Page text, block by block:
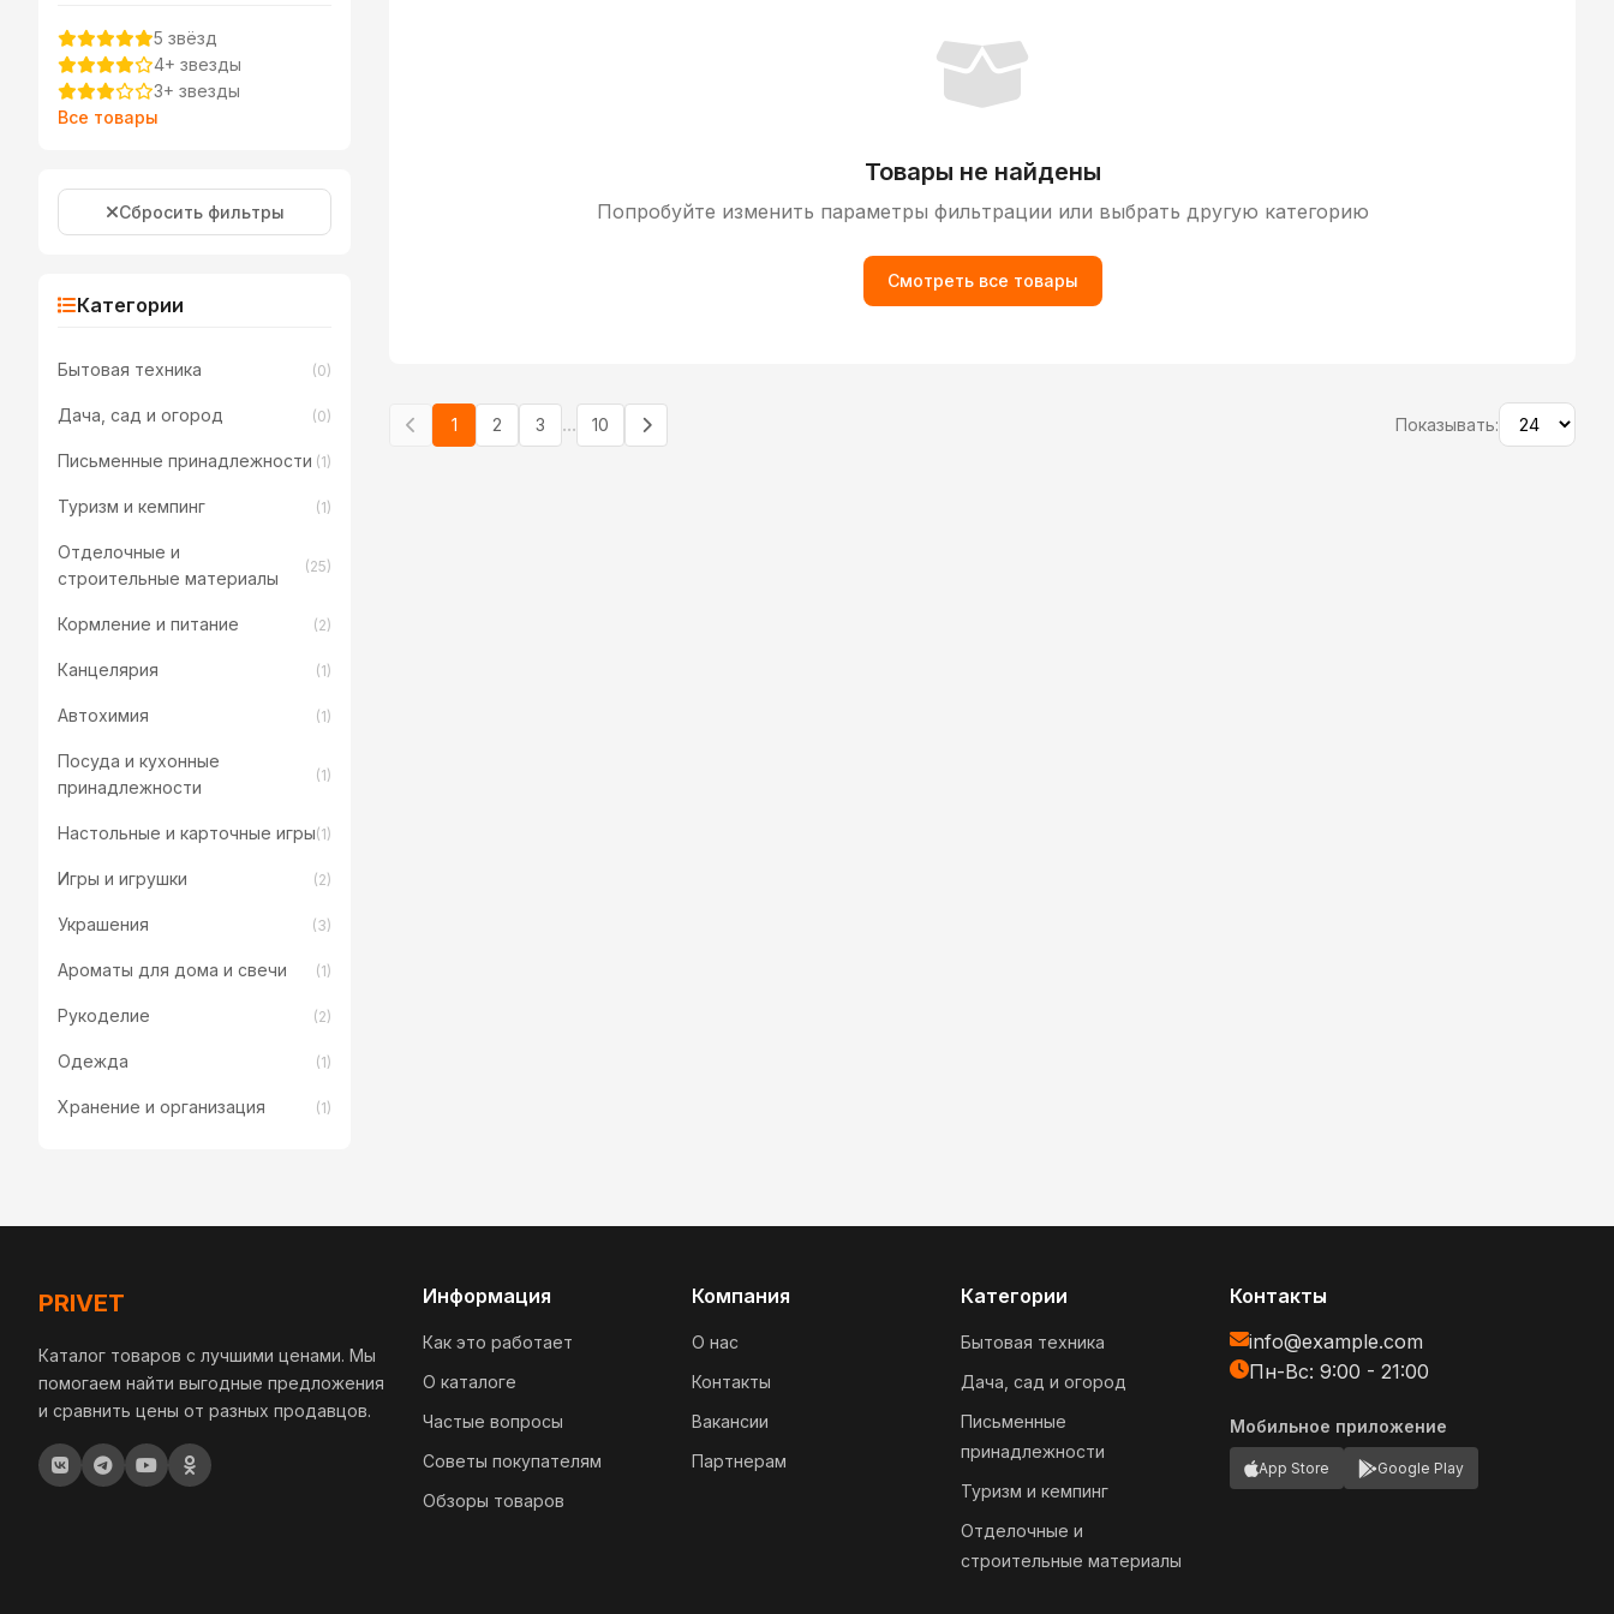
5 звёзд
4+ звезды
3+ звезды
Все товары
Сбросить фильтры
Категории
Бытовая техника (0)
Дача, сад и огород (0)
Письменные принадлежности (1)
Туризм и кемпинг (1)
Отделочные и
строительные материалы
(25)
Кормление и питание (2)
Канцелярия (1)
Автохимия (1)
Посуда и кухонные
принадлежности
(1)
Настольные и карточные игры(1)
Игры и игрушки (2)
Украшения (3)
Ароматы для дома и свечи (1)
Рукоделие (2)
Одежда (1)
Хранение и организация (1)
Товары не найдены
Попробуйте изменить параметры фильтрации или выбрать другую категорию
Смотреть все товары
1 2 3 ... 10 Показывать:
PRIVET
Каталог товаров с лучшими ценами. Мы
помогаем найти выгодные предложения
и сравнить цены от разных продавцов.
Информация
Как это работает
О каталоге
Частые вопросы
Советы покупателям
Обзоры товаров
Компания
О нас
Контакты
Вакансии
Партнерам
Категории
Бытовая техника
Дача, сад и огород
Письменные
принадлежности
Туризм и кемпинг
Отделочные и
строительные материалы
Контакты
info@example.com
Пн-Вс: 9:00 - 21:00
Мобильное приложение
App Store Google Play